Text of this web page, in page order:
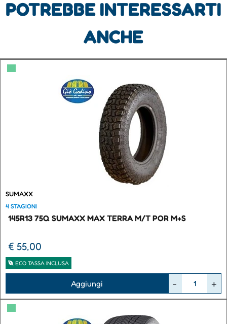
POTREBBE INTERESSARTI
ANCHE
▀
SUMAXX
4 STAGIONI
145R13 75Q SUMAXX MAX TERRA M/T POR M+S
€ 55,00
ECO TASSA INCLUSA
Aggiungi
▀